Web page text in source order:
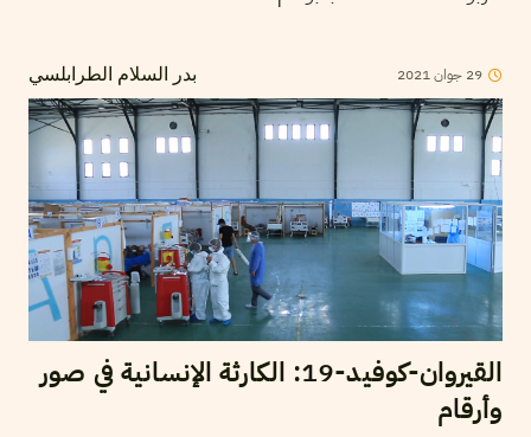
بدر السلام الطرابلسي 29 جوان2021
القيروان-كوفيد-19: الكارثة الإنسانية في صور
وأرقام